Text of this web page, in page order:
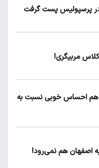
پرسپولیس پست گرفت
مربیگری!
هم احساس خوبی نسبت به
اصفهان هم نمی‌رود!